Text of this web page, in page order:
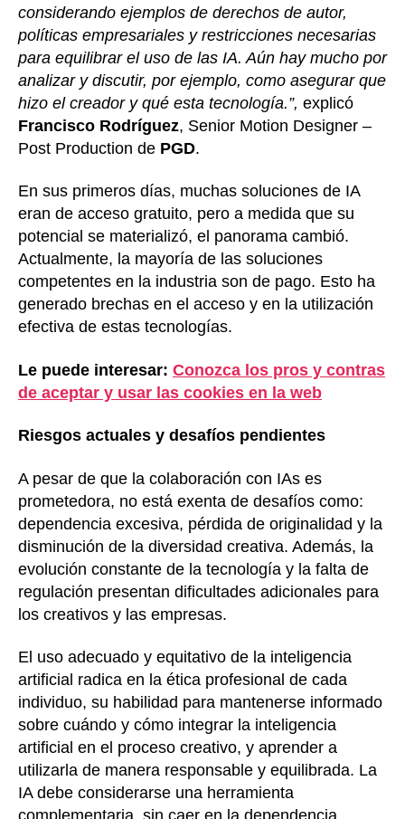
considerando ejemplos de derechos de autor,
políticas empresariales y restricciones necesarias
para equilibrar el uso de las IA. Aún hay mucho por
analizar y discutir, por ejemplo, como asegurar que
hizo el creador y qué esta tecnología.”, explicó
Francisco Rodríguez, Senior Motion Designer –
Post Production de PGD.
En sus primeros días, muchas soluciones de IA
eran de acceso gratuito, pero a medida que su
potencial se materializó, el panorama cambió.
Actualmente, la mayoría de las soluciones
competentes en la industria son de pago. Esto ha
generado brechas en el acceso y en la utilización
efectiva de estas tecnologías.
Le puede interesar: Conozca los pros y contras
de aceptar y usar las cookies en la web
Riesgos actuales y desafíos pendientes
A pesar de que la colaboración con IAs es
prometedora, no está exenta de desafíos como:
dependencia excesiva, pérdida de originalidad y la
disminución de la diversidad creativa. Además, la
evolución constante de la tecnología y la falta de
regulación presentan dificultades adicionales para
los creativos y las empresas.
El uso adecuado y equitativo de la inteligencia
artificial radica en la ética profesional de cada
individuo, su habilidad para mantenerse informado
sobre cuándo y cómo integrar la inteligencia
artificial en el proceso creativo, y aprender a
utilizarla de manera responsable y equilibrada. La
IA debe considerarse una herramienta